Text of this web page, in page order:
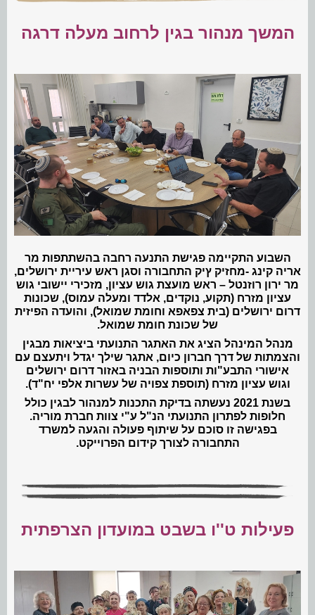
המשך מנהור בגין לרחוב מעלה דרגה
השבוע התקיימה פגישת התנעה רחבה בהשתתפות מר
אריה קינג -מחזיק ץיק התחבורה וסגן ראש עיריית ירושלים,
מר ירון רוזנטל – ראש מועצת גוש עציון, מזכירי יישובי גוש
עציון מזרח (תקוע, נוקדים, אלדד ומעלה עמוס), שכונות
דרום ירושלים (בית צפאפא וחומת שמואל), והועדה הפיזית
של שכונת חומת שמואל.
מנהל המינהל הציג את האתגר התנועתי ביציאות מבגין
והצמתות של דרך חברון כיום, אתגר שילך יגדל ויתעצם עם
אישורי התבע"ות ותוספות הבניה באזור דרום ירושלים
וגוש עציון מזרח (תוספת צפויה של עשרות אלפי יח"ד).
בשנת 2021 נעשתה בדיקת התכנות למנהור לבגין כולל
חלופות לפתרון התנועתי הנ"ל ע"י צוות חברת מוריה.
בפגישה זו סוכם על שיתוף פעולה והגעה למשרד
התחבורה לצורך קידום הפרוייקט.
פעילות ט''ו בשבט במועדון הצרפתית